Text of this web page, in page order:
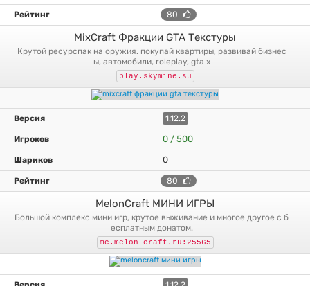
80
MixCraft Фракции GTA Текстуры
крутой ресурспак на оружия. покупай квартиры, развивай бизнес
ы, автомобили, roleplay, gta x
play.skymine.su
1.12.2
0 / 500
0
80
MelonCraft МИНИ ИГРЫ
большой комплекс мини игр, крутое выживание и многое другое с б
есплатным донатом.
mc.melon-craft.ru:25565